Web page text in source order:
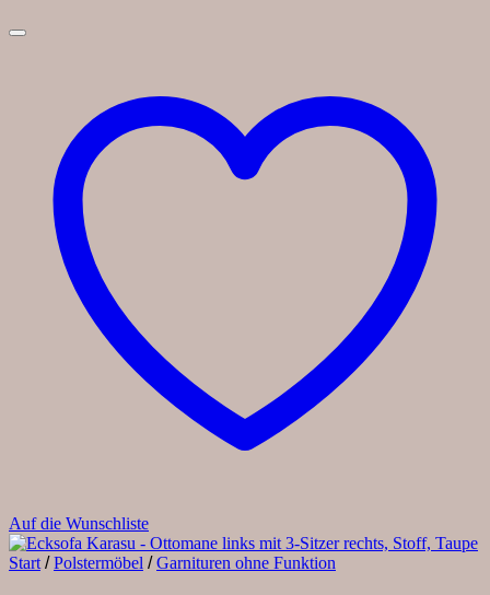
Auf die Wunschliste
Start / Polstermöbel / Garnituren ohne Funktion